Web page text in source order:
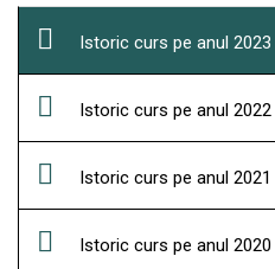
Istoric curs pe anul 2023
Istoric curs pe anul 2022
Istoric curs pe anul 2021
Istoric curs pe anul 2020